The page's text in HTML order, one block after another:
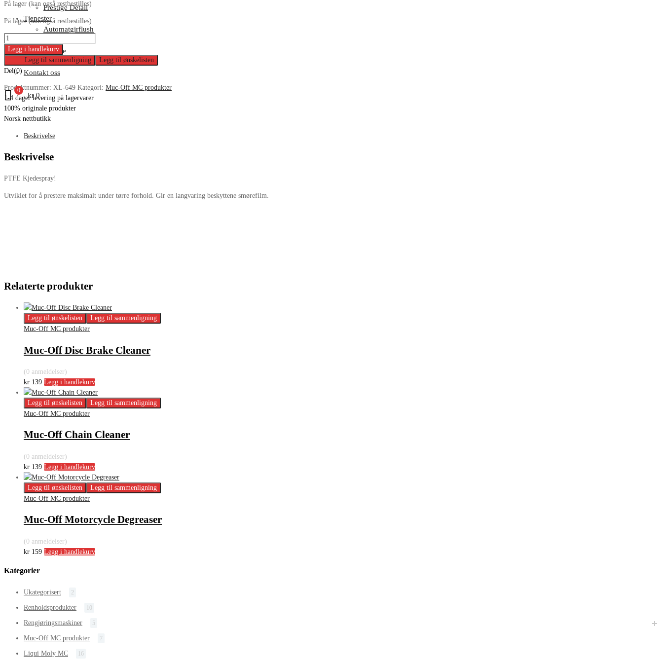
Prestige Detail
Tjenester
Automatgirflush
Service
Om oss
Kontakt oss
kr0
0
På lager (kan også restbestilles)
På lager (kan også restbestilles)
Muc-
Off
Dry
Chain
antall
Legg i handlekurv
Legg til sammenligning
Legg til ønskelisten
Del(0)
Produktnummer: XL-649 Kategori: Muc-Off MC produkter
1-4 dager levering på lagervarer
100% originale produkter
Norsk nettbutikk
Beskrivelse
Beskrivelse
PTFE Kjedespray!
Utviklet for å prestere maksimalt under tørre forhold. Gir en langvaring beskyttene smørefilm.
Relaterte produkter
Legg til ønskelisten
Legg til sammenligning
Muc-Off MC produkter
Muc-Off Disc Brake Cleaner
(0 anmeldelser)
kr 139 Legg i handlekurv
Legg til ønskelisten
Legg til sammenligning
Muc-Off MC produkter
Muc-Off Chain Cleaner
(0 anmeldelser)
kr 139 Legg i handlekurv
Legg til ønskelisten
Legg til sammenligning
Muc-Off MC produkter
Muc-Off Motorcycle Degreaser
(0 anmeldelser)
kr 159 Legg i handlekurv
Kategorier
Ukategorisert 2
Renholdsprodukter 10
Rengjøringsmaskiner 5
Muc-Off MC produkter 7
Liqui Moly MC 16